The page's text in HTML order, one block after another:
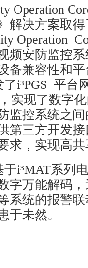
Operation
解决方案取
Operation
频安防监控
备兼容性和
i³PGS 平台
实现了数字
监控系统之
第三方开发
求，实现高
i³MAT系列
字万能解码
系统的报警
于未然。